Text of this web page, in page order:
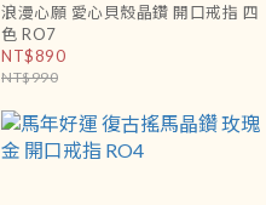
浪漫心願 愛心貝殼晶鑽 開口戒指 四
色 RO7
NT$890
NT$990